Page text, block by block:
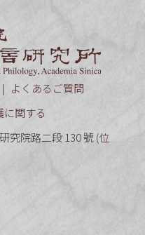
よくあるご質問
関する
究院路二段 130 號 (位